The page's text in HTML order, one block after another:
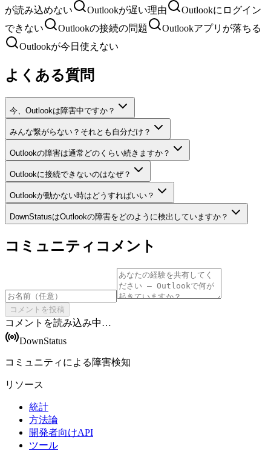
が読み込めない
Outlookが遅い理由
Outlookにログイン
できない
Outlookの接続の問題
Outlookアプリが落ちる
Outlookが今日使えない
よくある質問
今、Outlookは障害中ですか？
みんな繋がらない？それとも自分だけ？
Outlookの障害は通常どのくらい続きますか？
Outlookに接続できないのはなぜ？
Outlookが動かない時はどうすればいい？
DownStatusはOutlookの障害をどのように検出していますか？
コミュニティコメント
コメントを投稿
コメントを読み込み中…
DownStatus
コミュニティによる障害検知
リソース
統計
方法論
開発者向けAPI
ツール